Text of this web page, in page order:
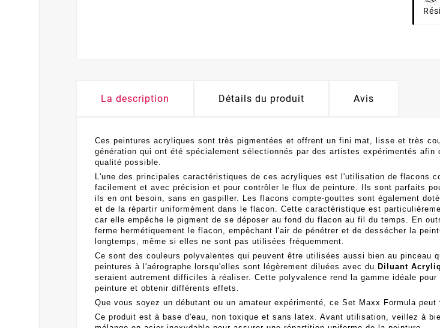
La description Détails du produit Avis
Ces peintures acryliques sont très pigmentées et offrent un fini mat, lisse et très
génération qui ont été spécialement sélectionnés par des artistes expérimentés
qualité possible.
L'une des principales caractéristiques de ces acryliques est l'utilisation de flacons
facilement et avec précision et pour contrôler le flux de peinture. Ils sont parfaits
ils en ont besoin, sans en gaspiller. Les flacons compte-gouttes sont également
et de la répartir uniformément dans le flacon. Cette caractéristique est
car elle empêche le pigment de se déposer au fond du flacon au fil du temps. En
ferme hermétiquement le flacon, empêchant l'air de pénétrer et de dessécher la
longtemps, même si elles ne sont pas utilisées fréquemment.
Ce sont des couleurs polyvalentes qui peuvent être utilisées aussi bien au pinceau
peintures à l'aérographe lorsqu'elles sont légèrement diluées avec du Diluant
seraient autrement difficiles à réaliser. Cette polyvalence rend la gamme idéale
peinture et obtenir différents effets.
Que vous soyez un débutant ou un amateur expérimenté, ce Set Maxx Formula
Ce produit est à base d'eau, non toxique et sans latex. Avant utilisation, veillez à